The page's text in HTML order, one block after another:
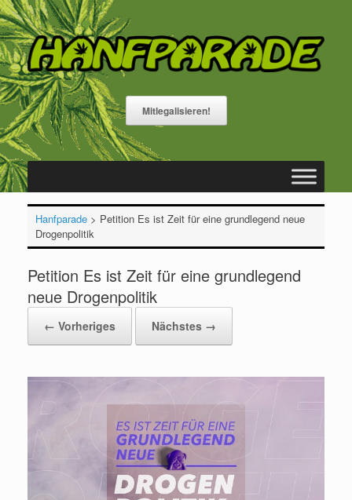
Zum
Inhalt
springen
Mitlegalisieren!
Hanfparade> Petition Es ist Zeit für eine grundlegend neue
Drogenpolitik
Petition Es ist Zeit für eine grundlegend
neue Drogenpolitik
← Vorheriges Nächstes →